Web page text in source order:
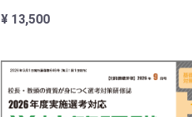
¥ 13,500